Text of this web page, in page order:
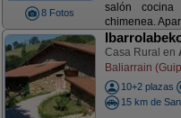
8 Fotos
salón
chimenea.
Casa Rural en
Baliarrain
10+2 plazas
15 km de